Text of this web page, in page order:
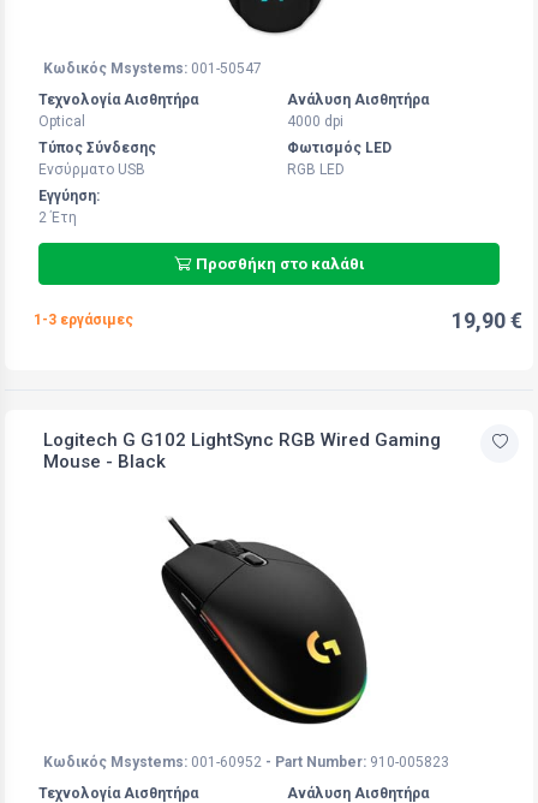
Κωδικός Msystems: 001-50547
Τεχνολογία Αισθητήρα
Optical
Ανάλυση Αισθητήρα
4000 dpi
Τύπος Σύνδεσης
Ενσύρματο USB
Φωτισμός LED
RGB LED
Εγγύηση:
2 Έτη
Προσθήκη στο καλάθι
1-3 εργάσιμες 19,90 €
Logitech G G102 LightSync RGB Wired Gaming
Mouse - Black
Κωδικός Msystems: 001-60952 - Part Number: 910-005823
Τεχνολογία Αισθητήρα
Ανάλυση Αισθητήρα